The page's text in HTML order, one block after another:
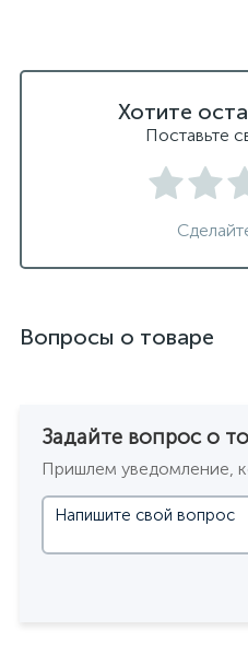
Хотите
Поставьте
Вопросы о товаре
Задайте вопрос о
Пришлем уведомление,